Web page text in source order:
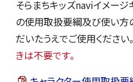
そらまちキッズnaviイメージ
の使用取扱要綱及び使い方
だいたうえでご使用ください
きは不要です。